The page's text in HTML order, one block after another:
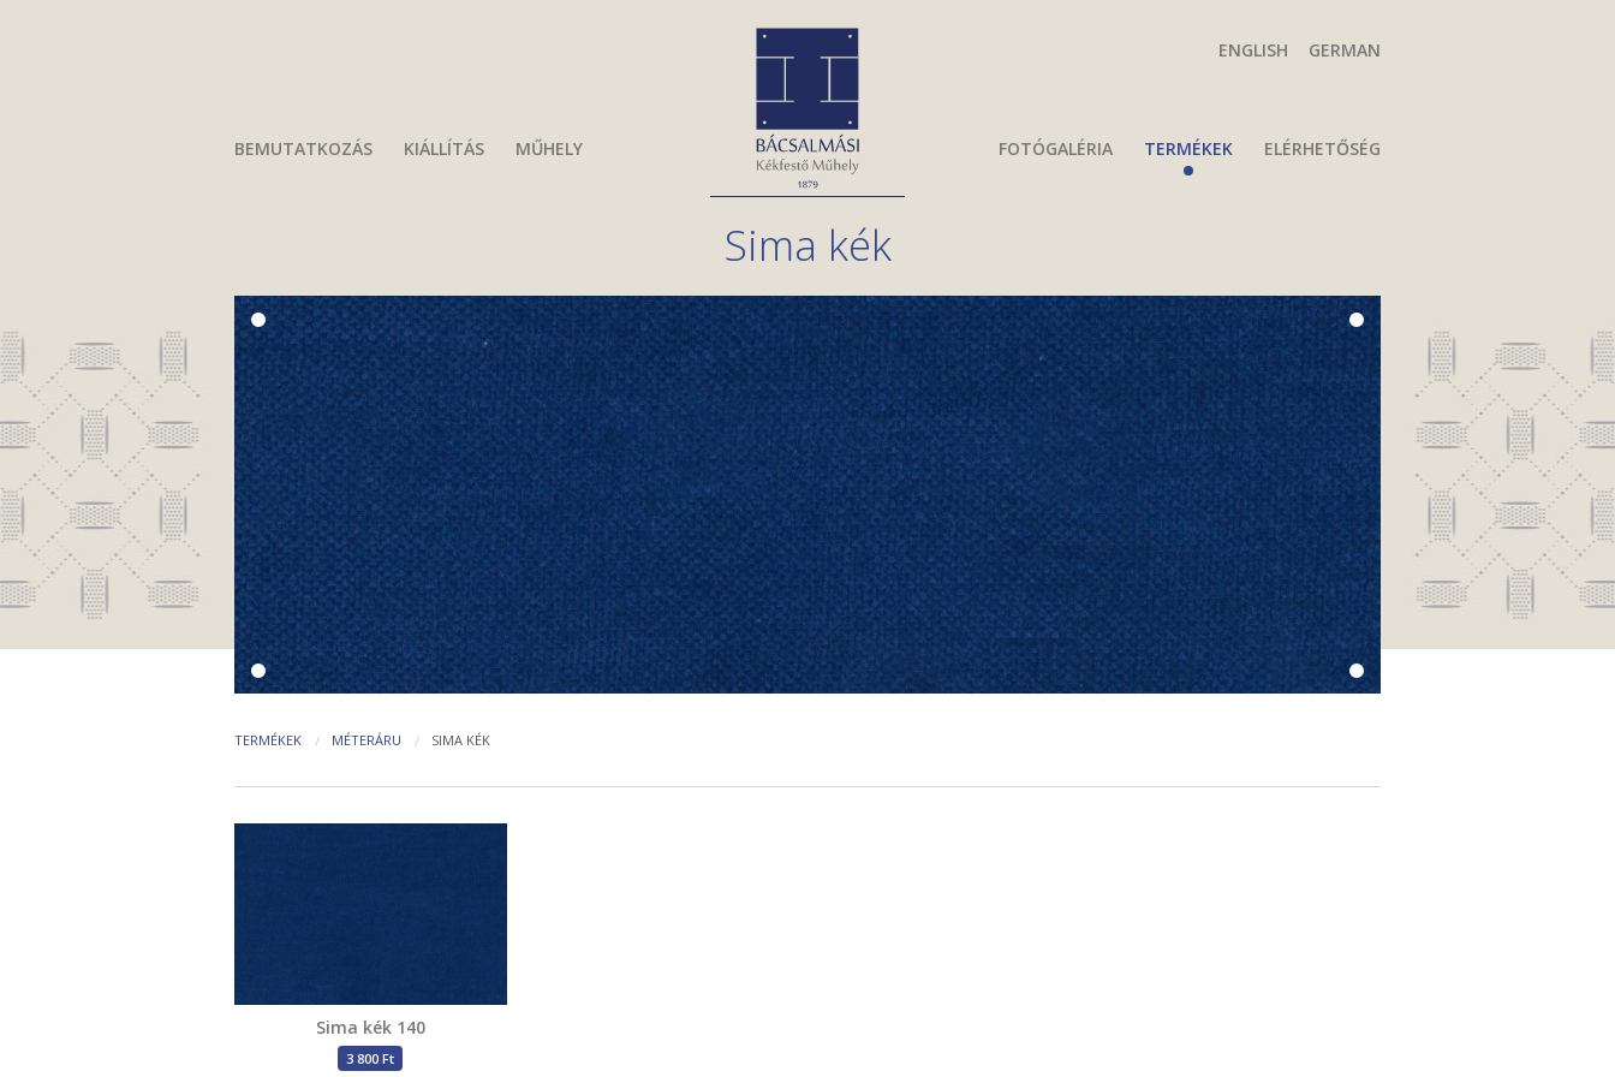
BEMUTATKOZÁS KIÁLLÍTÁS MŰHELY
ENGLISH GERMAN
FOTÓGALÉRIA TERMÉKEK ELÉRHETŐSÉG
Sima kék
TERMÉKEK MÉTERÁRU SIMA KÉK
Sima kék 140
3 800 Ft